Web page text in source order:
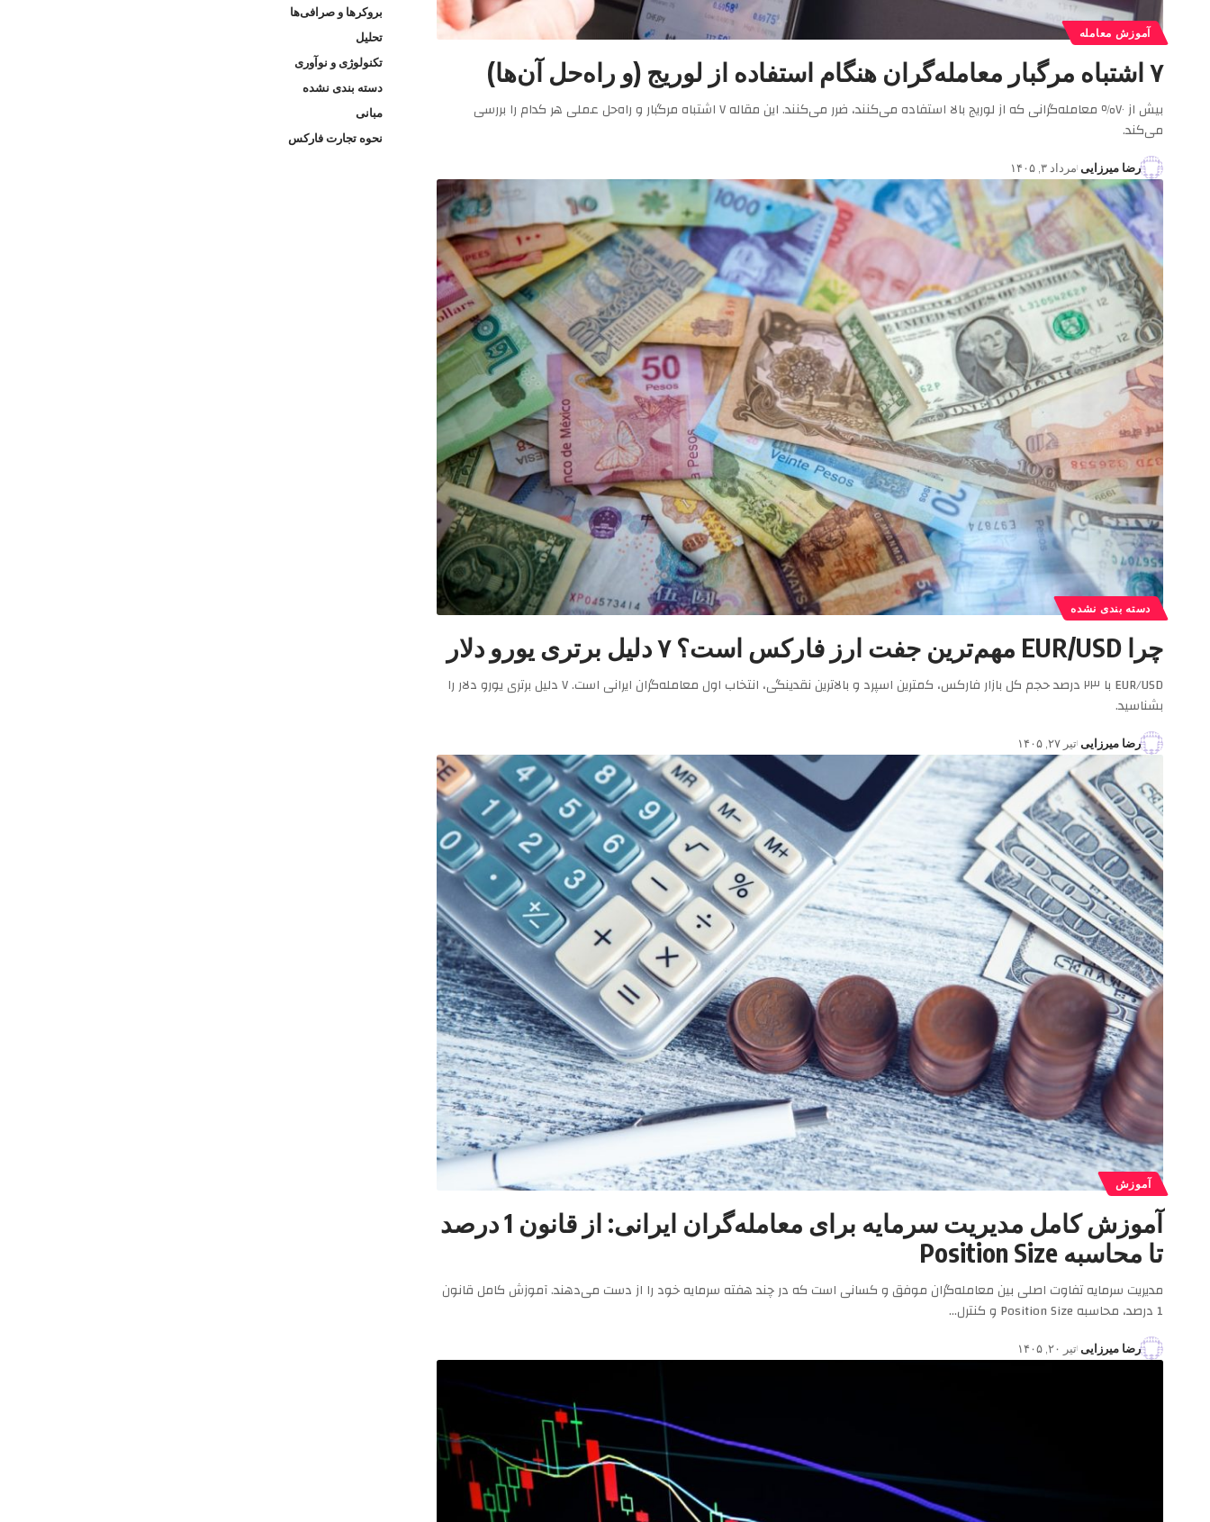
آموزش معامله
۷ اشتباه مرگبار معامله‌گران هنگام استفاده از لوریج (و راه‌حل آن‌ها)
بیش از ۷۰٪ معامله‌گرانی که از لوریج بالا استفاده می‌کنند، ضرر می‌کنند. این مقاله ۷ اشتباه مرگبار و راه‌حل عملی هر کدام را بررسی
می‌کند.
رضا میرزایی مرداد ۳, ۱۴۰۵
دسته‌ بندی نشده
چرا EUR/USD مهم‌ترین جفت ارز فارکس است؟ ۷ دلیل برتری یورو دلار
EUR/USD با ۲۳ درصد حجم کل بازار فارکس، کمترین اسپرد و بالاترین نقدینگی، انتخاب اول معامله‌گران ایرانی است. ۷ دلیل برتری یورو دلار را
بشناسید.
رضا میرزایی تیر ۲۷, ۱۴۰۵
آموزش
آموزش کامل مدیریت سرمایه برای معامله‌گران ایرانی: از قانون 1 درصد
تا محاسبه Position Size
مدیریت سرمایه تفاوت اصلی بین معامله‌گران موفق و کسانی است که در چند هفته سرمایه خود را از دست می‌دهند. آموزش کامل قانون
1 درصد، محاسبه Position Size و کنترل…
رضا میرزایی تیر ۲۰, ۱۴۰۵
بروکرها و صرافی‌ها
تحلیل
تکنولوژی و نوآوری
دسته‌ بندی نشده
مبانی
نحوه تجارت فارکس